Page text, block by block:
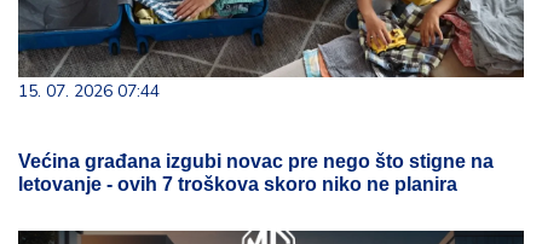
15. 07. 2026 07:44
Većina građana izgubi novac pre nego što stigne na
letovanje - ovih 7 troškova skoro niko ne planira